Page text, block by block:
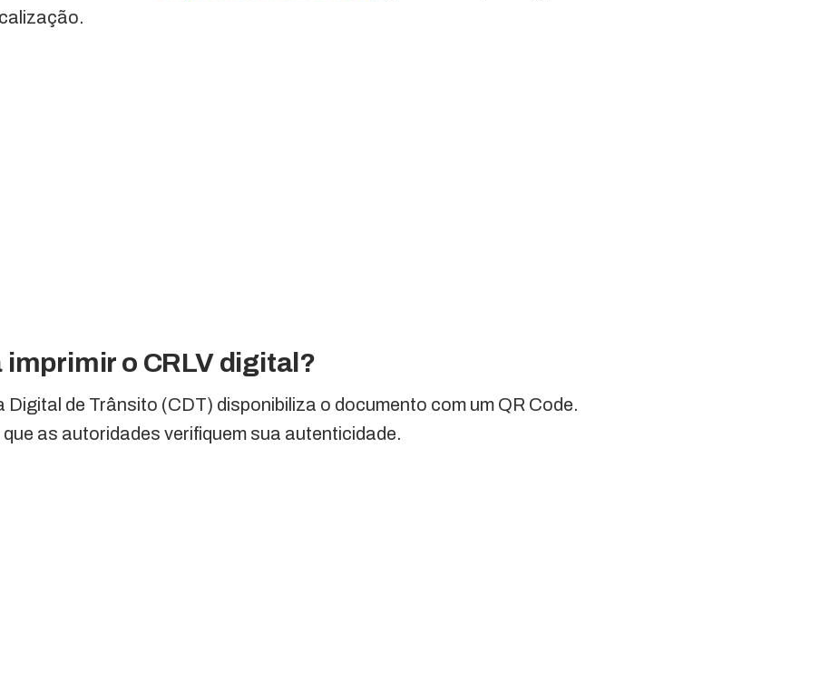
o CRLV digital?
de Trânsito (CDT) disponibiliza o documento com um QR Code.
as autoridades verifiquem sua autenticidade.